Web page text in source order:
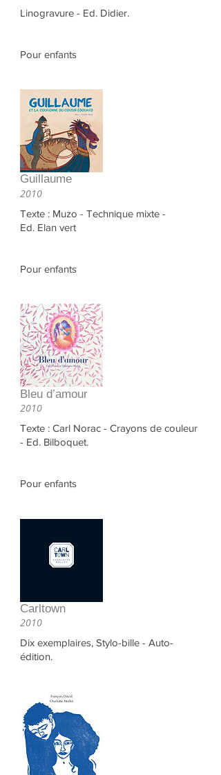
Linogravure - Ed. Didier.
Pour enfants
Guillaume
2010
Texte : Muzo - Technique mixte -
Ed. Elan vert
Pour enfants
Bleu d’amour
2010
Texte : Carl Norac - Crayons de couleur
- Ed. Bilboquet.
Pour enfants
Carltown
2010
Dix exemplaires, Stylo-bille - Auto-
édition.